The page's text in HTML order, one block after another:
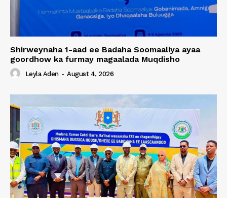
Shirweynaha 1-aad ee Badaha Soomaaliya ayaa
goordhow ka furmay magaalada Muqdisho
Leyla Aden - August 4, 2026